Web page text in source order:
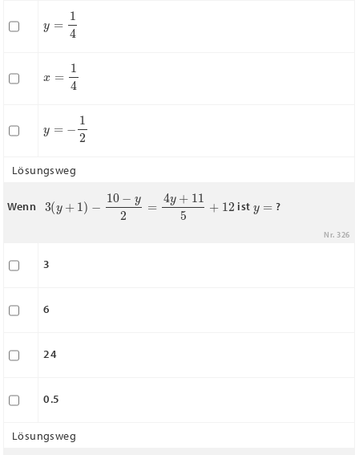
4
4
2
Lösungsweg
Wenn 3 ( ) − −y 2=4 115+ 12 ist ?
Nr. 326
3
6
24
0.5
Lösungsweg